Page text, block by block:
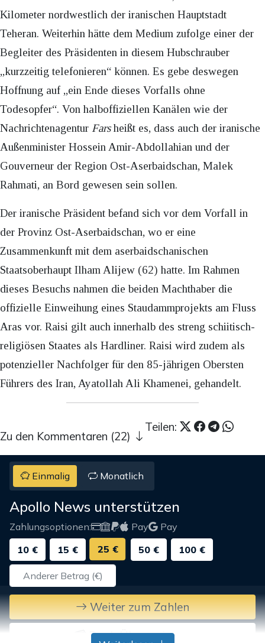
Kilometer nordwestlich der iranischen Hauptstadt
Teheran. Weiterhin hätte dem Medium zufolge einer der
Begleiter des Präsidenten in diesem Hubschrauber
„kurzzeitig telefonieren“ können. Es gebe deswegen
Hoffnung auf „ein Ende dieses Vorfalls ohne
Todesopfer“. Von halboffiziellen Kanälen wie der
Nachrichtenagentur Farsheißt es, dass auch der iranische
Außenminister Hossein Amir-Abdollahian und der
Gouverneur der Region Ost-Aserbaidschan, Malek
Rahmati, an Bord gewesen sein sollen.
Der iranische Präsident befand sich vor dem Vorfall in
der Provinz Ost-Aserbaidschan, wo er eine
Zusammenkunft mit dem aserbaidschanischen
Staatsoberhaupt Ilham Alijew (62) hatte. Im Rahmen
dieses Besuchs nahmen die beiden Machthaber die
offizielle Einweihung eines Staudammprojekts am Fluss
Aras vor. Raisi gilt auch innerhalb des streng schiitisch-
religiösen Staates als Hardliner. Raisi wird zudem als
potenzieller Nachfolger für den 85-jährigen Obersten
Führers des Iran, Ayatollah Ali Khamenei, gehandelt.
Teilen:
Zu den Kommentaren (22)
Einmalig Monatlich
Apollo News unterstützen
Zahlungsoptionen: Pay
Pay
10 €
15 € 25 € 50 € 100 €
Weiter zum Zahlen
Bank-Überweisung